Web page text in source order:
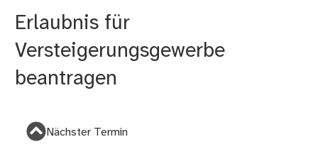
Erlaubnis für
Versteigerungsgewerbe
beantragen
Nächster Termin